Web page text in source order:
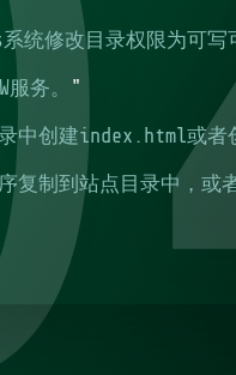
统修改目录权限为可写
务。 "
中创建index.html或者
复制到站点目录中，或
或|